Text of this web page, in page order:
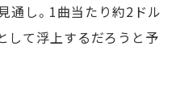
通し。1曲当たり約2ドル
して浮上するだろうと予